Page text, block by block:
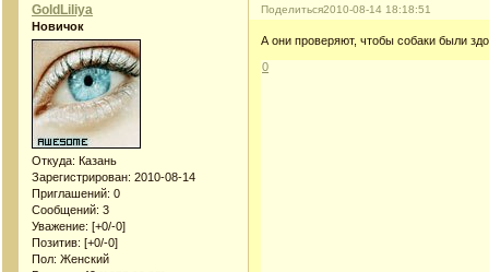
Поделиться2010-08-14 18:18:51
GoldLiliya
Новичок
Откуда: Казань
Зарегистрирован: 2010-08-14
Приглашений: 0
Сообщений: 3
Уважение: [+0/-0]
Позитив: [+0/-0]
Пол: Женский
А они проверяют, чтобы собаки были
0